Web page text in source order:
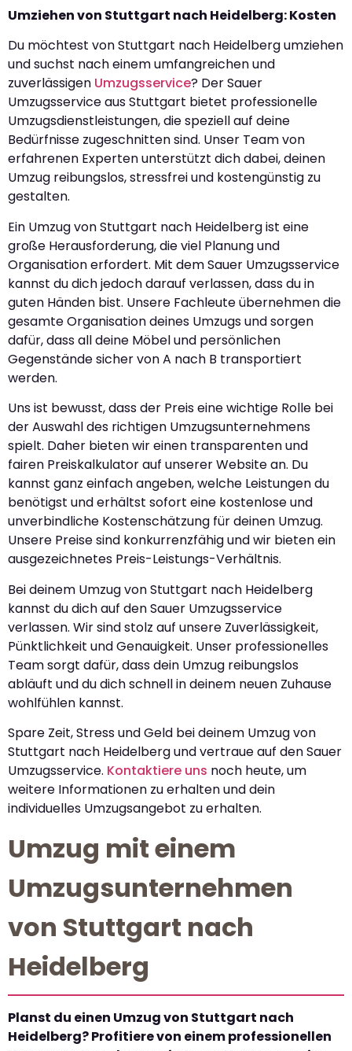
Umziehen von Stuttgart nach Heidelberg: Kosten
Du möchtest von Stuttgart nach Heidelberg umziehen
und suchst nach einem umfangreichen und
zuverlässigen Umzugsservice? Der Sauer
Umzugsservice aus Stuttgart bietet professionelle
Umzugsdienstleistungen, die speziell auf deine
Bedürfnisse zugeschnitten sind. Unser Team von
erfahrenen Experten unterstützt dich dabei, deinen
Umzug reibungslos, stressfrei und kostengünstig zu
gestalten.
Ein Umzug von Stuttgart nach Heidelberg ist eine
große Herausforderung, die viel Planung und
Organisation erfordert. Mit dem Sauer Umzugsservice
kannst du dich jedoch darauf verlassen, dass du in
guten Händen bist. Unsere Fachleute übernehmen die
gesamte Organisation deines Umzugs und sorgen
dafür, dass all deine Möbel und persönlichen
Gegenstände sicher von A nach B transportiert
werden.
Uns ist bewusst, dass der Preis eine wichtige Rolle bei
der Auswahl des richtigen Umzugsunternehmens
spielt. Daher bieten wir einen transparenten und
fairen Preiskalkulator auf unserer Website an. Du
kannst ganz einfach angeben, welche Leistungen du
benötigst und erhältst sofort eine kostenlose und
unverbindliche Kostenschätzung für deinen Umzug.
Unsere Preise sind konkurrenzfähig und wir bieten ein
ausgezeichnetes Preis-Leistungs-Verhältnis.
Bei deinem Umzug von Stuttgart nach Heidelberg
kannst du dich auf den Sauer Umzugsservice
verlassen. Wir sind stolz auf unsere Zuverlässigkeit,
Pünktlichkeit und Genauigkeit. Unser professionelles
Team sorgt dafür, dass dein Umzug reibungslos
abläuft und du dich schnell in deinem neuen Zuhause
wohlfühlen kannst.
Spare Zeit, Stress und Geld bei deinem Umzug von
Stuttgart nach Heidelberg und vertraue auf den Sauer
Umzugsservice. Kontaktiere uns noch heute, um
weitere Informationen zu erhalten und dein
individuelles Umzugsangebot zu erhalten.
Umzug mit einem
Umzugsunternehmen
von Stuttgart nach
Heidelberg
Planst du einen Umzug von Stuttgart nach
Heidelberg? Profitiere von einem professionellen